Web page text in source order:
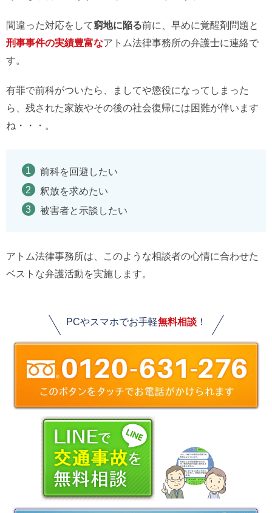
間違った対応をして窮地に陥る前に、早めに覚醒剤問題と
刑事事件の実績豊富なアトム法律事務所の弁護士に連絡で
す。
有罪で前科がついたら、ましてや懲役になってしまった
ら、残された家族やその後の社会復帰には困難が伴います
ね・・・。
前科を回避したい
釈放を求めたい
被害者と示談したい
アトム法律事務所は、このような相談者の心情に合わせた
ベストな弁護活動を実施します。
PCやスマホでお手軽無料相談！